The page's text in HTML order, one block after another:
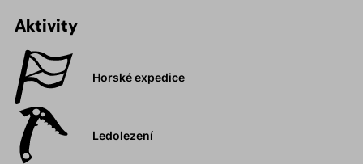
Aktivity
Horské expedice
Ledolezení